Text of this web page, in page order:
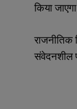
किया
राजनीतिक
संवेदनशील